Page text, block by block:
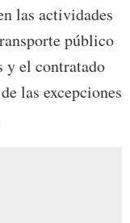
las actividades
público
y el contratado
las excepciones